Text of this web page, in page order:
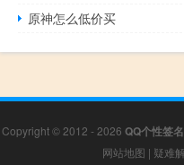
原神怎么低价买
Copyright © 2012 - 2026 QQ个性签
网站地图 | 疑难